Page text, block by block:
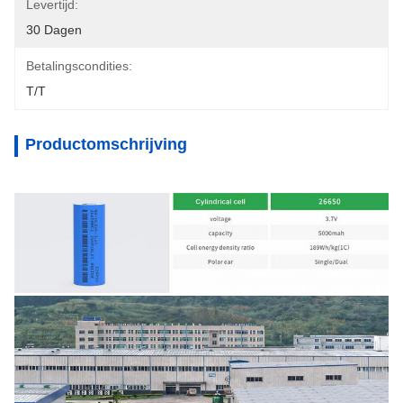
Levertijd:
30 Dagen
Betalingscondities:
T/T
Productomschrijving